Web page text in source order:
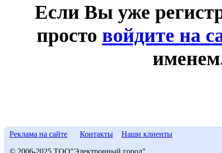
Если Вы уже
просто войдите на
Реклама на сайте Контакты Наши клиенты
© 2006-2025 ТОО"Электронный город"